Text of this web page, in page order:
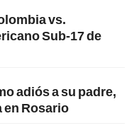
vs.
Sub-17 de
adiós a su padre,
en Rosario